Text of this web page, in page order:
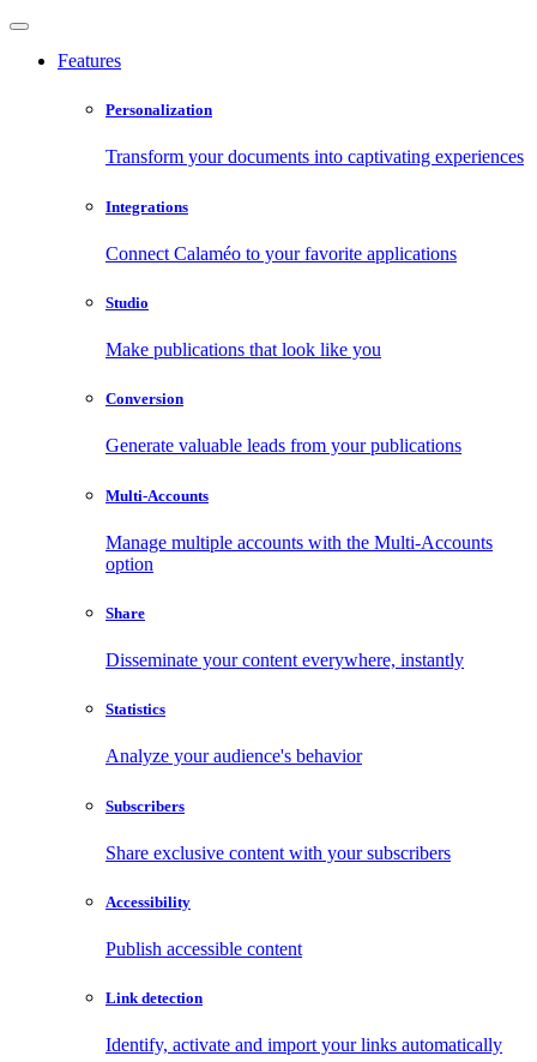
Features
Personalization
Transform your documents into captivating experiences
Integrations
Connect Calaméo to your favorite applications
Studio
Make publications that look like you
Conversion
Generate valuable leads from your publications
Multi-Accounts
Manage multiple accounts with the Multi-Accounts
option
Share
Disseminate your content everywhere, instantly
Statistics
Analyze your audience's behavior
Subscribers
Share exclusive content with your subscribers
Accessibility
Publish accessible content
Link detection
Identify, activate and import your links automatically